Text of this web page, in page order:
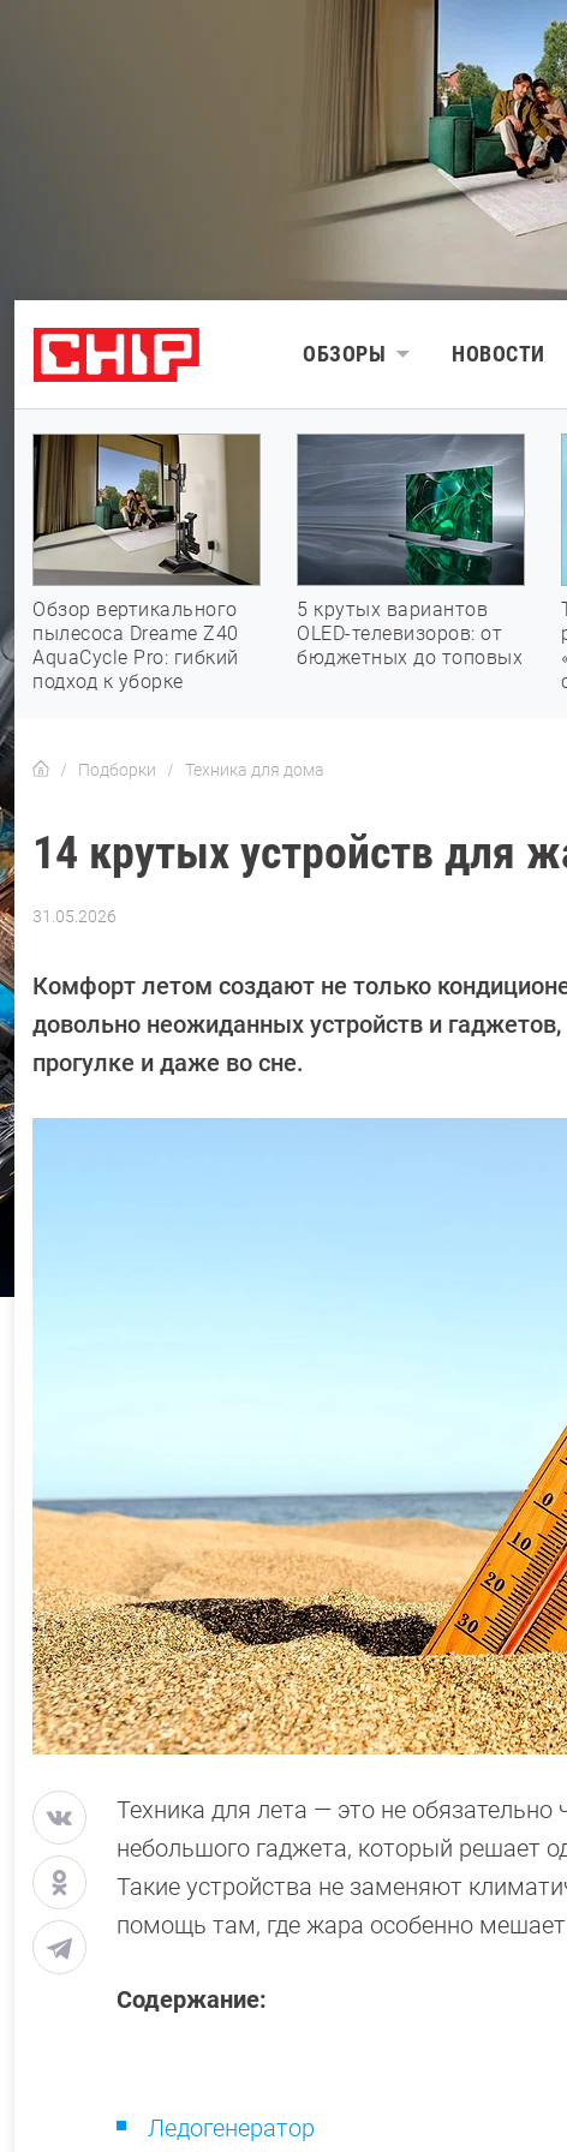
ОБЗОРЫ НОВОСТИ
Обзор вертикального
пылесоса Dreame Z40
AquaCycle Pro: гибкий
подход к уборке
5 крутых вариантов
OLED-телевизоров: от
бюджетных до топовых
Подборки Техника для дома
14 крутых устройств для
31.05.2026
Попкова
Комфорт летом создают не только
довольно неожиданных устройств и
прогулке и даже во сне.
Техника для лета — это не
небольшого гаджета, который решает
Такие устройства не заменяют
помощь там, где жара особенно
Содержание:
Ледогенератор